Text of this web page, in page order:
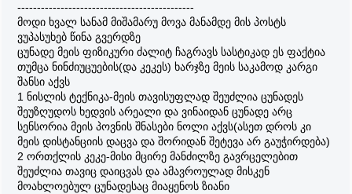
---------------------------------------------
მოდი ხვალ სანამ მიშამარუ მოვა მანამდე მის პოსტს
ვუპასუხებ წინა გვერდზე
ცუნადე მეის ფიზიკური ძალიტ ჩაგრავს სასტიკად ეს ფაქტია
თუმცა ნინძიუცუების(და კეკეს) ხარჯზე მეის საკამოდ კარგი
შანსი აქვს
1 ნისლის ტექნიკა-მეის თავისუფლად შეუძლია ცუნადეს
შეუზღუდოს ხედვის არეალი და ვინაიდან ცუნადე არც
სენსორია მეის პოვნის შნასები ნოლი აქვს(ასეთ დროს კი
მეის დისტანციის დაცვა და შორიდან შეტევა არ გაუჭირდება)
2 ორთქლის კეკე-მისი მცირე მანძილზე გავრცელებით
შეუძლია თავიც დაიცვას და ამავროულად მისკენ
მოახლოებულ ცუნადესაც მიაყენოს ზიანი